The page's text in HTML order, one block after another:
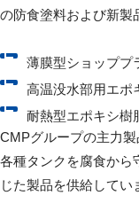
の防食塗料および新製
CMPグループの主⼒製
各種タンクを腐⾷から
じた製品を供給してい
薄膜型ショッププ
高温没水部用エポ
耐熱型エポキシ樹